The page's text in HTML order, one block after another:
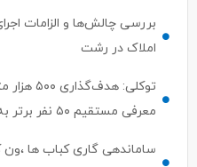
بررسی چالش‌ها و الزامات
املاک در رشت
توکلی:
معرفی مستقیم ۵۰ نفر برتر به بازار کار
ساماندهی گاری کباب ها ،ون